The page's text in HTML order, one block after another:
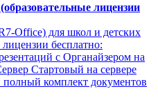
лицензии
Office) для школ и детских
бесплатно:
с Органайзером на
Стартовый на сервере
комплект документов